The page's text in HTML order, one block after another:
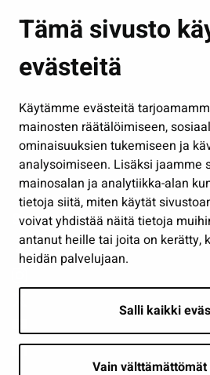
Tämä sivusto
evästeitä
Käytämme evästeitä
mainosten räätälöimiseen,
ominaisuuksien tukemiseen ja
analysoimiseen. Lisäksi jaamme
mainosalan ja analytiikka-alan
tietoja siitä, miten käytät
voivat yhdistää näitä tietoja
antanut heille tai joita on kerätty,
heidän palvelujaan.
Salli kaikki
Vain
Kasvatus ja opetus
Kulttuuri ja liikunta
Työ ja yrittäminen
Osallistu ja asioi
Näytä omat evästeasetukseni
Seuraa meitä